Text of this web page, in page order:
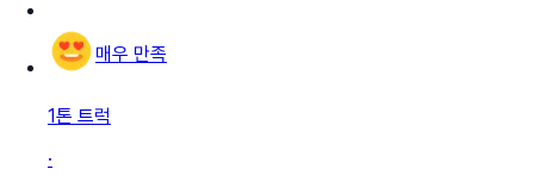
매우 만족
1톤 트럭
·